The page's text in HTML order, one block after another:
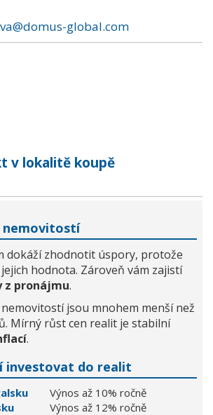
global.com
v lokalitě koupě
nemovitostí
dokáží zhodnotit úspory, protože
hodnota. Zároveň vám zajistí
z pronájmu.
nemovitostí jsou mnohem menší než
Mírný růst cen realit je stabilní
.
investovat do realit
Výnos až 10% ročně
Výnos až 12% ročně